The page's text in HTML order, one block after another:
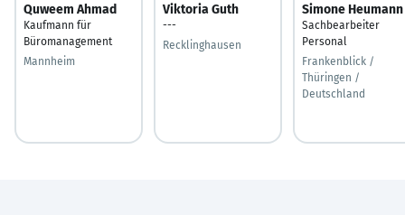
Quweem Ahmad
Kaufmann für
Büromanagement
Mannheim
Viktoria Guth
---
Recklinghausen
Simone Heumann
Sachbearbeiter
Personal
Frankenblick /
Thüringen /
Deutschland